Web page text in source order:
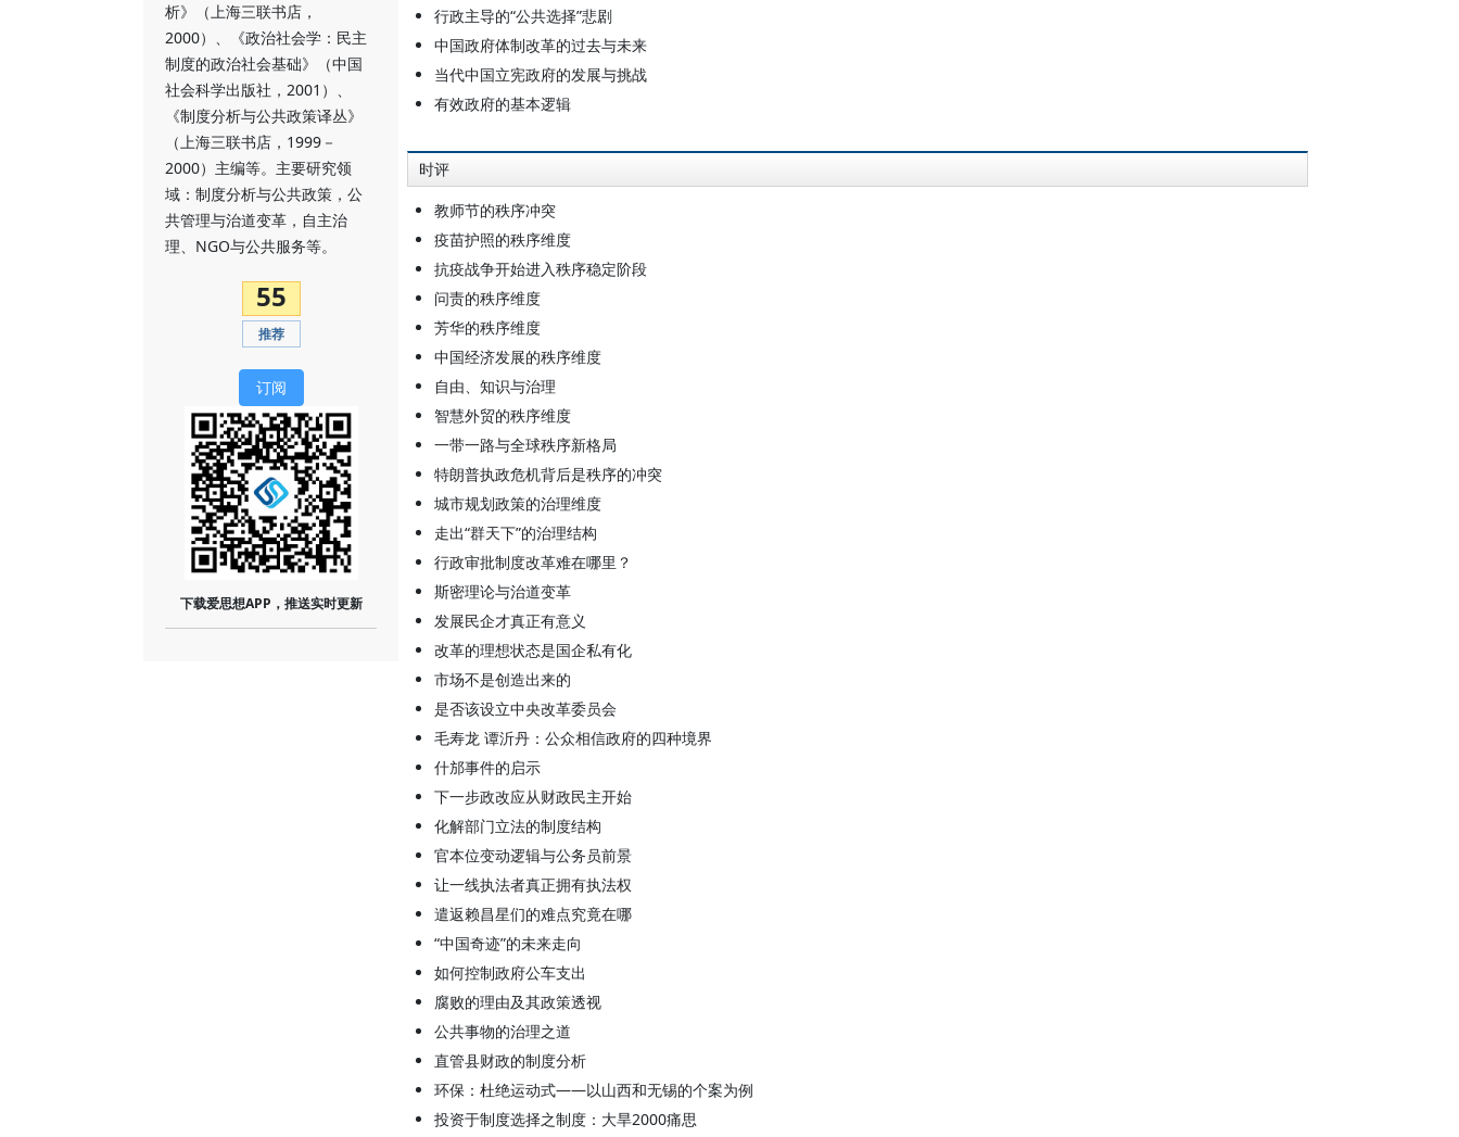
析》（上海三联书店，
2000）、《政治社会学：民主
制度的政治社会基础》（中国
社会科学出版社，2001）、
《制度分析与公共政策译丛》
（上海三联书店，1999－
2000）主编等。主要研究领
域：制度分析与公共政策，公
共管理与治道变革，自主治
理、NGO与公共服务等。
55
推荐
订阅
下载爱思想APP，推送实时更新
行政主导的“公共选择”悲剧
中国政府体制改革的过去与未来
当代中国立宪政府的发展与挑战
有效政府的基本逻辑
时评
教师节的秩序冲突
疫苗护照的秩序维度
抗疫战争开始进入秩序稳定阶段
问责的秩序维度
芳华的秩序维度
中国经济发展的秩序维度
自由、知识与治理
智慧外贸的秩序维度
一带一路与全球秩序新格局
特朗普执政危机背后是秩序的冲突
城市规划政策的治理维度
走出“群天下”的治理结构
行政审批制度改革难在哪里？
斯密理论与治道变革
发展民企才真正有意义
改革的理想状态是国企私有化
市场不是创造出来的
是否该设立中央改革委员会
毛寿龙 谭沂丹：公众相信政府的四种境界
什邡事件的启示
下一步政改应从财政民主开始
化解部门立法的制度结构
官本位变动逻辑与公务员前景
让一线执法者真正拥有执法权
遣返赖昌星们的难点究竟在哪
“中国奇迹”的未来走向
如何控制政府公车支出
腐败的理由及其政策透视
公共事物的治理之道
直管县财政的制度分析
环保：杜绝运动式——以山西和无锡的个案为例
投资于制度选择之制度：大旱2000痛思